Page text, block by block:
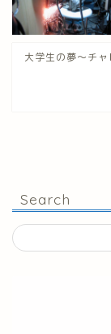
大学生の夢～チ
Search